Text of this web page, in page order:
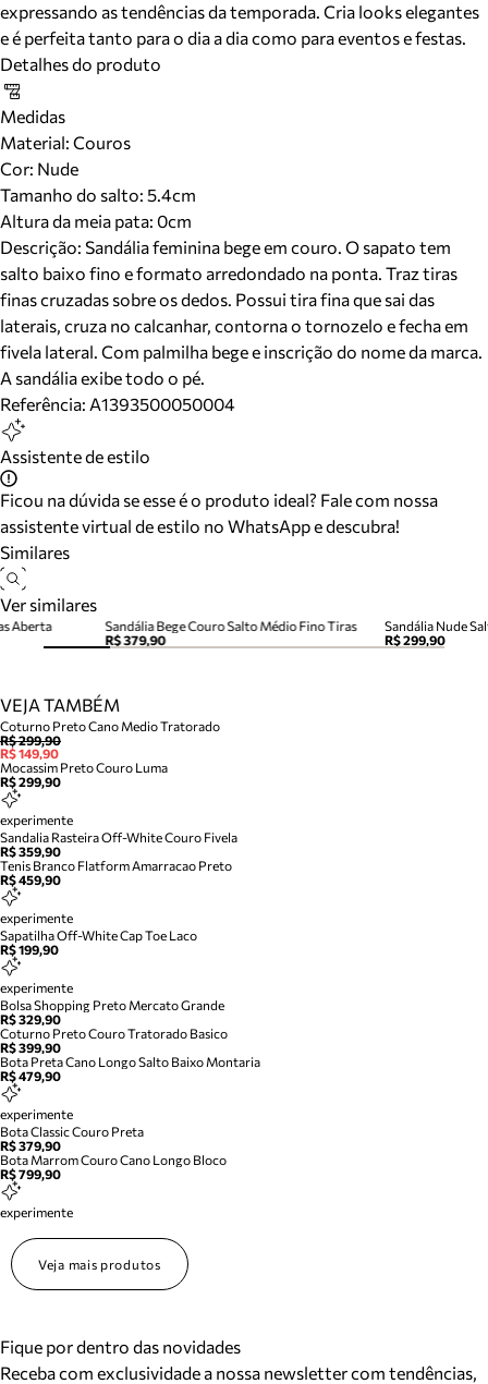
expressando as tendências da temporada. Cria looks elegantes
e é perfeita tanto para o dia a dia como para eventos e festas.
Detalhes do produto
Medidas
Material: Couros
Cor: Nude
Tamanho do salto: 5.4cm
Altura da meia pata: 0cm
Descrição: Sandália feminina bege em couro. O sapato tem
salto baixo fino e formato arredondado na ponta. Traz tiras
finas cruzadas sobre os dedos. Possui tira fina que sai das
laterais, cruza no calcanhar, contorna o tornozelo e fecha em
fivela lateral. Com palmilha bege e inscrição do nome da marca.
A sandália exibe todo o pé.
Referência: A1393500050004
Assistente de estilo
Ficou na dúvida se esse é o produto ideal? Fale com nossa
assistente virtual de estilo no WhatsApp e descubra!
Similares
Ver similares
Sandália Bege Couro Salto Médio Fino Tiras
R$ 379,90
Sandália Nude
R$ 299,90
Aberta
VEJA TAMBÉM
Coturno Preto Cano Medio Tratorado
R$ 299,90
R$ 149,90
Mocassim Preto Couro Luma
R$ 299,90
experimente
Sandalia Rasteira Off-White Couro Fivela
R$ 359,90
Tenis Branco Flatform Amarracao Preto
R$ 459,90
experimente
Sapatilha Off-White Cap Toe Laco
R$ 199,90
experimente
Bolsa Shopping Preto Mercato Grande
R$ 329,90
Coturno Preto Couro Tratorado Basico
R$ 399,90
Bota Preta Cano Longo Salto Baixo Montaria
R$ 479,90
experimente
Bota Classic Couro Preta
R$ 379,90
Bota Marrom Couro Cano Longo Bloco
R$ 799,90
experimente
Veja mais produtos
Fique por dentro das novidades
Receba com exclusividade a nossa newsletter com tendências,